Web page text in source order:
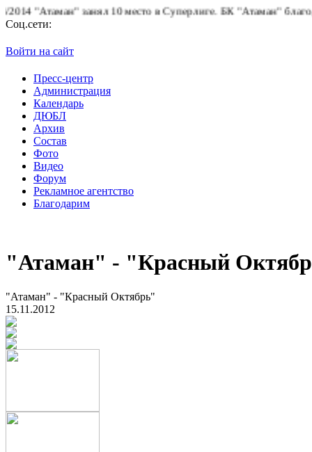
"Атаман" занял 10 место в Суперлиге.БК "Атаман"
Соц.сети:
Войти на сайт
Пресс-центр
Администрация
Календарь
ДЮБЛ
Архив
Состав
Фото
Видео
Форум
Рекламное агентство
Благодарим
"Атаман" - "Красный
"Атаман" - "Красный Октябрь"
15.11.2012